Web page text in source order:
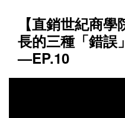
【直銷世紀商
長的三種「錯誤
—EP.10